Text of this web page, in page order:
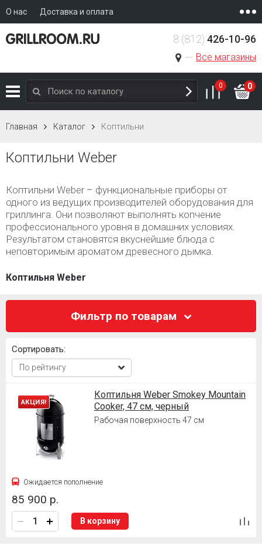
О нас Доставка и оплата
Все магазины
8 (812) 426-10-96
0 0
Главная Каталог Коптильни
Коптильни Weber
Коптильни Weber – функциональные приборы от
одного из ведущих производителей оборудования для
гриллинга. Они позволяют выполнять копчение
профессионального уровня в домашних условиях.
Результатом становятся вкуснейшие блюда с
неповторимым ароматом древесного дымка.
Коптильня Weber
Фильтр по товарам
Сортировать:
АКЦИЯ!
Коптильня Weber Smokey Mountain
Cooker, 47 см, черный
Рабочая поверхность 47 см
Ожидается пополнение
85 900 р.
В корзину